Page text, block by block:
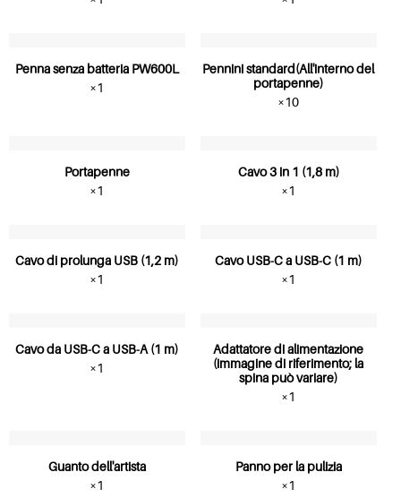
Penna senza batteria PW600L
×1
Pennini standard(All'interno del
portapenne)
×10
Portapenne
×1
Cavo 3 in 1 (1,8 m)
×1
Cavo di prolunga USB (1,2 m)
×1
Cavo USB-C a USB-C (1 m)
×1
Cavo da USB-C a USB-A (1 m)
×1
Adattatore di alimentazione
(immagine di riferimento; la
spina può variare)
×1
Guanto dell'artista
×1
Panno per la pulizia
×1